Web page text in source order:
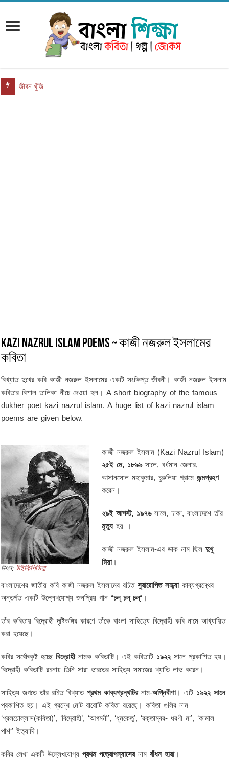
জীবন খুঁজি
Kazi Nazrul Islam Poems ~ কাজী নজরুল ইসলামের
কবিতা
বিখ্যাত দুখের কবি কাজী নজরুল ইসলামের একটি সংক্ষিপ্ত জীবনী। কাজী নজরুল ইসলাম
কবিতার বিশাল তালিকা নীচে দেওয়া হল। A short biography of the famous
dukher poet kazi nazrul islam. A huge list of kazi nazrul islam
poems are given below.
উৎস: উইকিপিডিয়া
কাজী নজরুল ইসলাম (Kazi Nazrul Islam)
২৫ই মে, ১৮৯৯সালে, বর্ধমান জেলার,
আসানসোল মহাকুমার, চুরুলিয়া গ্রামেজন্মগ্রহণ
করেন।
২৯ই আগস্ট, ১৯৭৬সালে, ঢাকা, বাংলাদেশে তাঁর
মৃত্যুহয় ।
কাজী নজরুল ইসলাম-এর ডাক নাম ছিলদুখু
মিয়া।
বাংলাদেশের জাতীয় কবি কাজী নজরুল ইসলামের রচিতসুরারোপিত সন্ধ্যাকাব্যগ্রন্থের
অন্তর্গত একটি উল্লেখযোগ্য জনপ্রিয় গান “চল্ চল্ চল্“।
তাঁর কবিতায় বিদ্রোহী দৃষ্টিভঙ্গির কারণে তাঁকে বাংলা সাহিত্যে বিদ্রোহী কবি নামে আখ্যায়িত
করা হয়েছে।
কবির সর্বোৎকৃষ্ট হচ্ছেবিদ্রোহীনামক কবিতাটি। এই কবিতাটি ১৯২২ সালে প্রকাশিত হয়।
বিদ্রোহী কবিতাটি রচনায় তিনি সারা ভারতের সাহিত্য সমাজের খ্যাতি লাভ করেন।
সাহিত্য জগতে তাঁর রচিত বিখ্যাতপ্রথম কাব্যগ্রন্থটিরনাম-অগ্নিবীণা। এটি ১৯২২ সালে
প্রকাশিত হয়। এই গ্রন্থে মোট বারোটি কবিতা রয়েছে। কবিতা গুলির নাম
‘প্রলয়োল্লাস(কবিতা)’, ‘বিদ্রোহী’, ‘আগমনী’, ‘ধূমকেতু’, ‘রক্তাম্বর- ধরণী মা’, ‘কামাল
পাশা’ ইত্যাদি।
কবির লেখা একটি উল্লেখযোগ্যপ্রথম পত্রোপন্যাসেরনামবাঁধন হারা।